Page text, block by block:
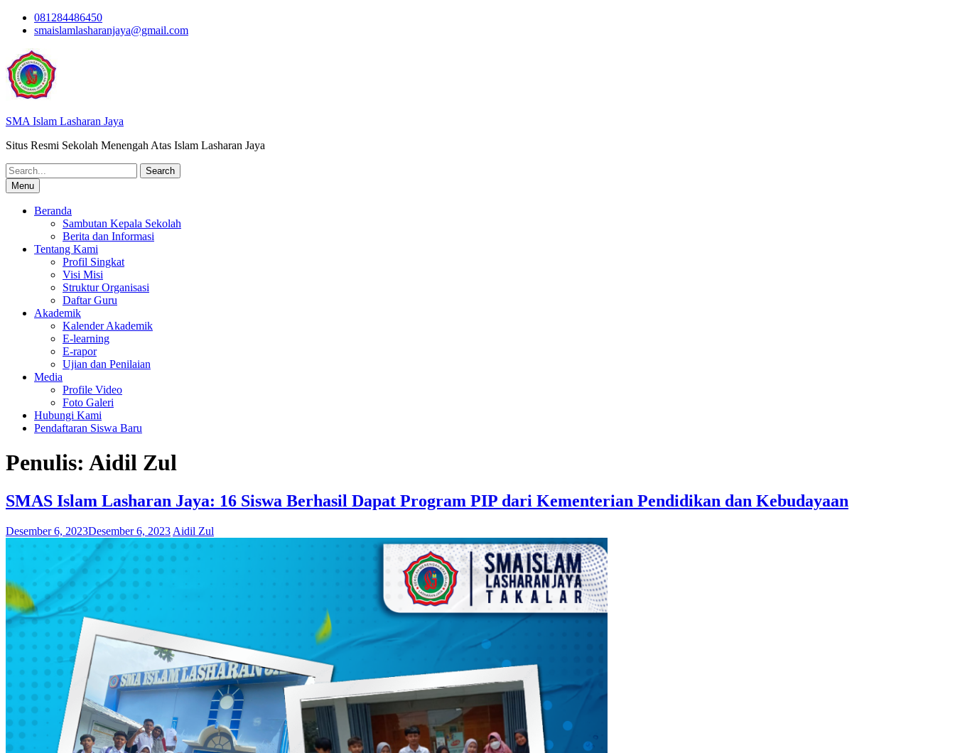
Skip
081284486450
smaislamlasharanjaya@gmail.com
SMA Islam Lasharan Jaya
Situs Resmi Sekolah Menengah Atas Islam Lasharan Jaya
Search
for:Menu
Beranda
Sambutan Kepala Sekolah
Berita dan Informasi
Tentang Kami
Profil Singkat
Visi Misi
Struktur Organisasi
Daftar Guru
Akademik
Kalender Akademik
E-learning
E-rapor
Ujian dan Penilaian
Media
Profile Video
Foto Galeri
Hubungi Kami
Pendaftaran Siswa Baru
Penulis: Aidil Zul
SMAS Islam Lasharan Jaya: 16 Siswa Berhasil Dapat Program PIP dari Kementerian Pendidikan dan Kebudayaan
Desember 6, 2023Desember 6, 2023 Aidil Zul